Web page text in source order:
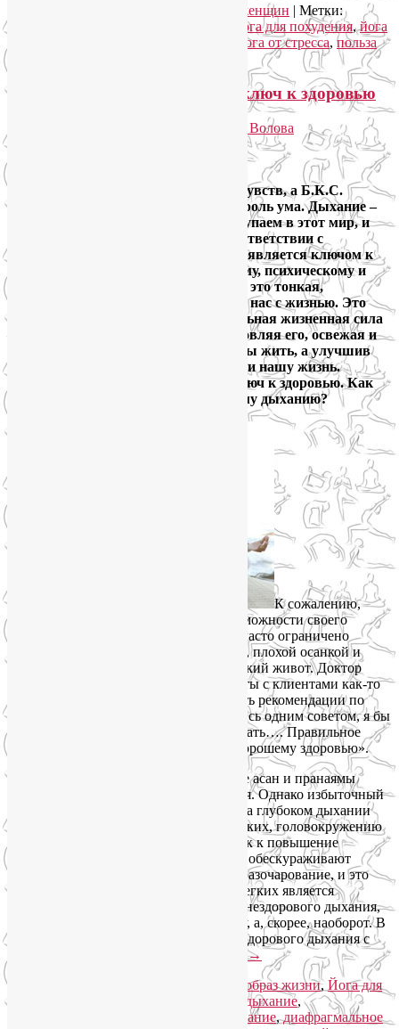
Йога для женщин | Метки:
йога для женщин. йога для похудения,йога
йога от стресса, польза
Глубокое дыхание животом – ключ к здоровью
Лия Волова
В Ведах разум называется королем чувств, а Б.К.С.
Айенгар добавлял, что дыхание – король ума. Дыхание –
это первое, что мы делаем, когда вступаем в этот мир, и
последнее, когда его оставляем. В соответствии с
философией йоги, глубокое дыхание является ключом к
нашему физическому, эмоциональному, психическому и
духовному благополучию. Дыхание – это тонкая,
деликатная нить, которая связывает нас с жизнью. Это
путь, по которому прана – универсальная жизненная сила
– течет в нашем теле, постоянно обновляя его, освежая и
оживляя. Мы должны дышать, чтобы жить, а улучшив
наше дыхание, мы можем улучшить и нашу жизнь.
Глубокое дыхание животом — это ключ к здоровью. Как
же научиться правильному брюшному дыханию?
К сожалению,
большинство людей не использует возможности своего
дыхания и наполовину. Оно слишком часто ограничено
стрессами, эмоциональными травмами, плохой осанкой и
даже… желанием иметь тонкий и плоский живот. Доктор
Эндрю Уэйл на основе его опыта работы с клиентами как-то
признался: «Если бы мне пришлось дать рекомендации по
здоровому образу жизни, ограничившись одним советом, я бы
посоветовал научиться правильно дышать…. Правильное
дыхание является главным ключом к хорошему здоровью».
В большинстве стилей йоги в практике асан и пранаямы
акцент делается на углубление дыхания. Однако избыточный
энтузиазм и чересчур сильный фокус на глубоком дыхании
часто приводят к гипервентиляции легких, головокружению
и даже к таким проблемам психики, как к повышение
тревожности. Такие эффекты зачастую обескураживают
практиков йоги, вызывают некоторое разочарование, и это
правильно, так как гипервентиляция легких является
обратной крайностью, другой формой нездорового дыхания,
которая не приносит пользы организму, а, скорее, наоборот. В
этой статье мы рассмотрим искусство здорового дыхания с
→
Здоровый образ жизни, Йога для
брюшное дыхание,
глубокое дыхание,диафрагмальное